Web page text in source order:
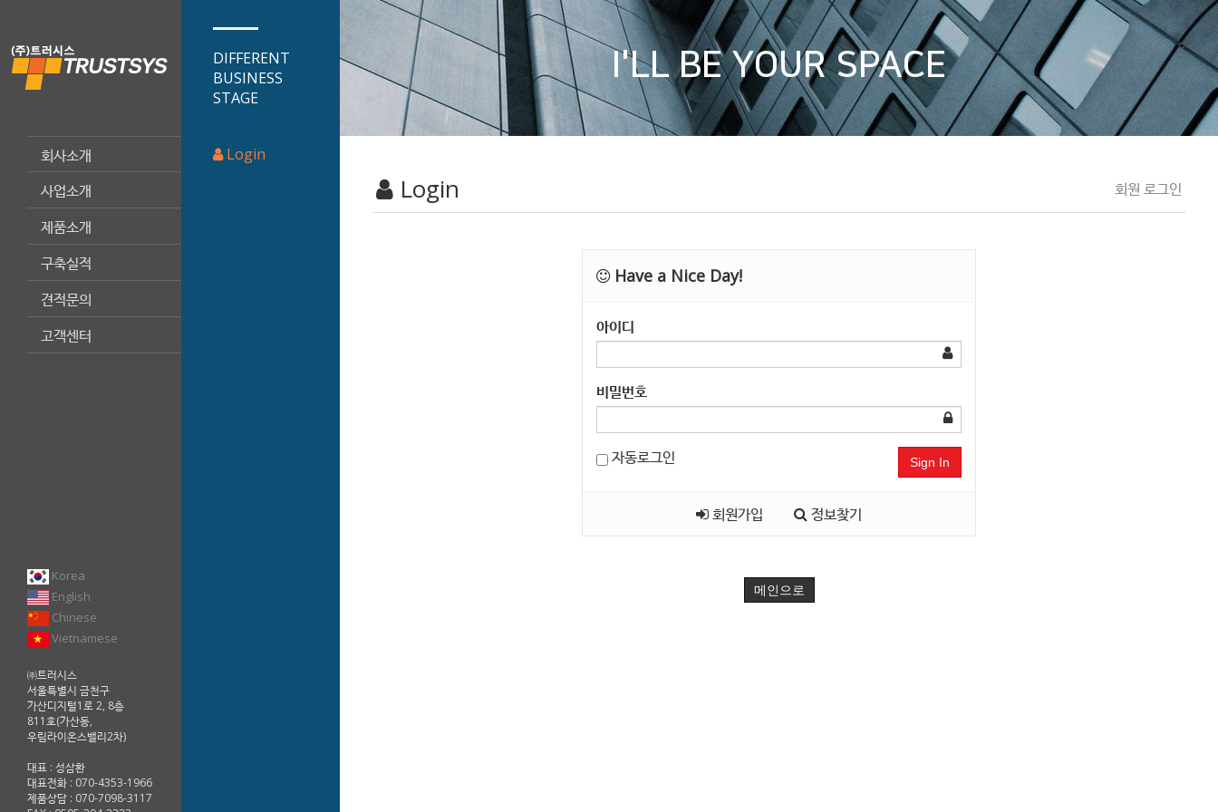
회사소개
사업소개
제품소개
구축실적
견적문의
고객센터
DIFFERENT
BUSINESS
STAGE
Login
Korea
English
Chinese
Vietnamese
㈜트러시스
서울특별시 금천구
가산디지털1로 2, 8층
811호(가산동,
우림라이온스밸리2차)
대표 : 성삼환
대표전화 : 070-4353-1966
제품상담 : 070-7098-3117
I'LL BE YOUR SPACE
Login 회원 로그인
Have a Nice Day!
아이디
비밀번호
자동로그인 Sign In
회원가입 정보찾기
메인으로